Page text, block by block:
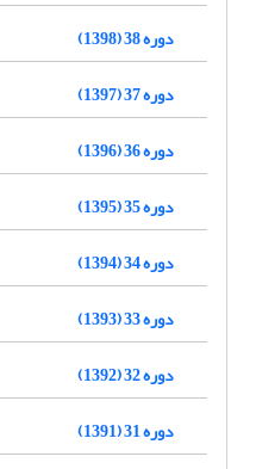
دوره 38 (1398)
دوره 37 (1397)
دوره 36 (1396)
دوره 35 (1395)
دوره 34 (1394)
دوره 33 (1393)
دوره 32 (1392)
دوره 31 (1391)